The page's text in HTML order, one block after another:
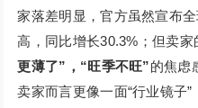
家落差明显，官方虽然宣布
高，同比增长30.3%；但卖家
更薄了”，“旺季不旺”的焦虑
卖家而言更像一面“行业镜子”